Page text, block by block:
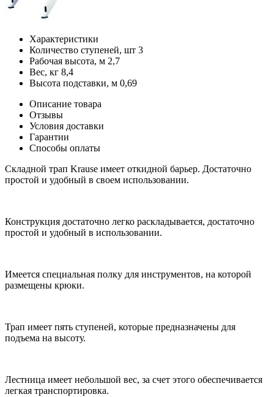
Характеристики
Количество ступеней, шт 3
Рабочая высота, м 2,7
Вес, кг 8,4
Высота подставки, м 0,69
Описание товара
Отзывы
Условия доставки
Гарантии
Способы оплаты
Складной трап Krause имеет откидной барьер. Достаточно
простой и удобный в своем использовании.
Конструкция достаточно легко раскладывается, достаточно
простой и удобный в использовании.
Имеется специальная полку для инструментов, на которой
размещены крюки.
Трап имеет пять ступеней, которые предназначены для
подъема на высоту.
Лестница имеет небольшой вес, за счет этого обеспечивается
легкая транспортировка.